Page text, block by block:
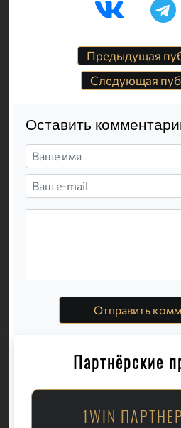
Предыдущая
Следующая
Оставить
Отправить
Партнёрские
1WIN